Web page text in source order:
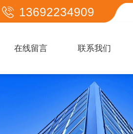
13692234909
在线留言 联系我们